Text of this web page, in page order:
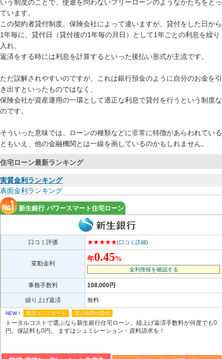
いう制度のことで、使途を問わないフリーローンのようなかたちをとっ
ています。
この契約者貸付制度。保険会社によって違いますが、貸付をした日から
1年毎に、貸付日（貸付後の1年毎の月日）として1年ごとの利息を繰り
入れ、
返済をする時には利息を計算するといった後払い形式が主流です。
ただ誤解されやすいのですが、これは銀行預金のように自分のお金を引
き出すといったものではなく、
保険会社が資産運用の一環として適正な利息で貸付を行うという制度な
のです。
そういった意味では、ローンの種類などに非常に特徴があらわれている
ともいえ、他の金融機関とは一線を画しているのかもしれません。
住宅ローン最新ランキング
実質金利ランキング
表面金利ランキング
新生銀行 パワースマート住宅ローン
口コミ評価 ★★★★★(口コミ詳細)
変動金利
年0.45%
金利推移を確認する
事務手数料 108,000円
繰り上げ返済 無料
NEW！ 返済コントロール 安心保障付団信
トータルコストで選ぶなら新生銀行住宅ローン。繰上げ返済手数料が何度でも0
円。保証料も0円。 まずはシュミレーション・資料請求を！